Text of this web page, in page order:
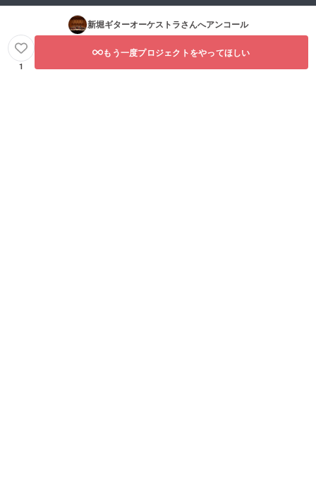
新堀ギターオーケストラさんへアンコール
1
もう一度プロジェクトをやってほしい